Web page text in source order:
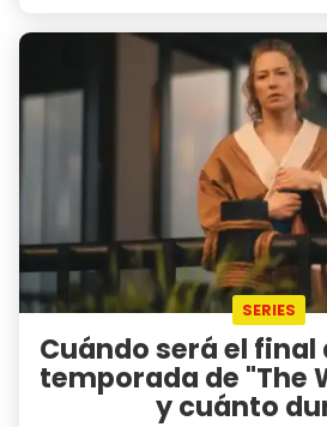
SERIES
Cuándo será el
temporada de "The
y cuánto